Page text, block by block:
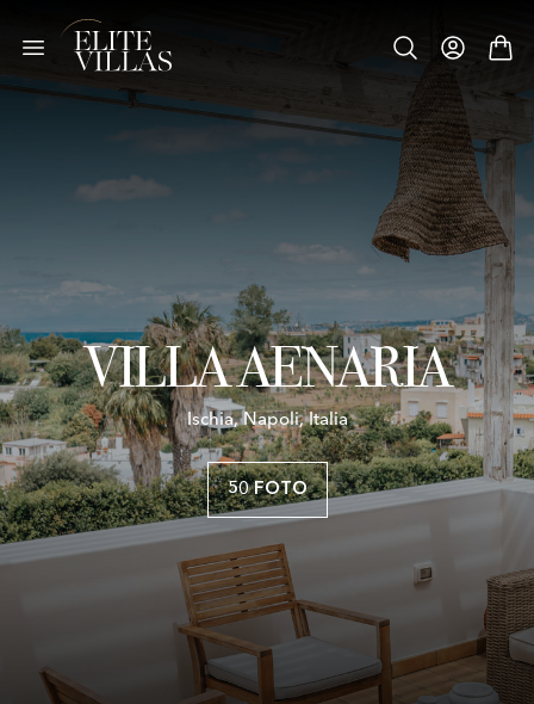
VILLA AENARIA
Ischia, Napoli, Italia
50 FOTO